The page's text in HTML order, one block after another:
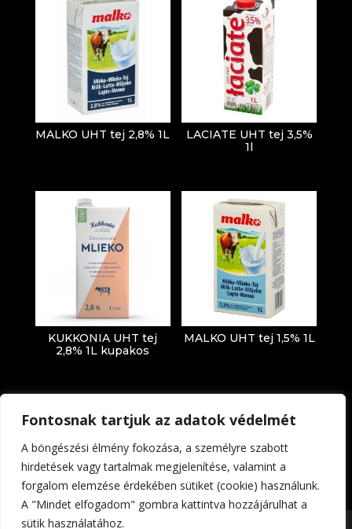
Fontosnak tartjuk az adatok védelmét
A böngészési élmény fokozása, a személyre szabott
hirdetések vagy tartalmak megjelenítése, valamint a
forgalom elemzése érdekében sütiket (cookie) használunk.
A "Mindet elfogadom" gombra kattintva hozzájárulhat a
sütik használatához.
MALKO UHT tej 2,8% 1L
LACIATE UHT tej 3,5%
1l
KUKKONIA UHT tej
2,8% 1L kupakos
MALKO UHT tej 1,5% 1L
Impresszum Adatkezelési tájékoztató